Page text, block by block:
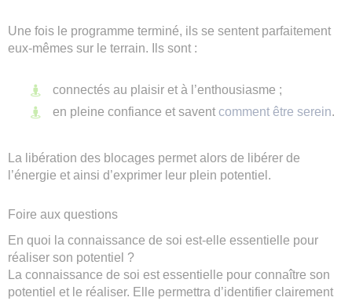
Une fois le programme terminé, ils se sentent parfaitement
eux-mêmes sur le terrain. Ils sont :
connectés au plaisir et à l’enthousiasme ;
en pleine confiance et savent comment être serein.
La libération des blocages permet alors de libérer de
l’énergie et ainsi d’exprimer leur plein potentiel.
Foire aux questions
En quoi la connaissance de soi est-elle essentielle pour
réaliser son potentiel ?
La connaissance de soi est essentielle pour connaître son
potentiel et le réaliser. Elle permettra d’identifier clairement